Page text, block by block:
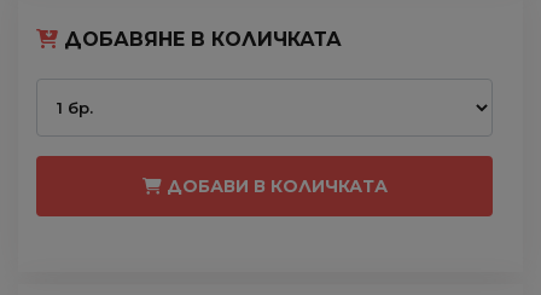
ДОБАВЯНЕ В КОЛИЧКАТА
ДОБАВИ В КОЛИЧКАТА